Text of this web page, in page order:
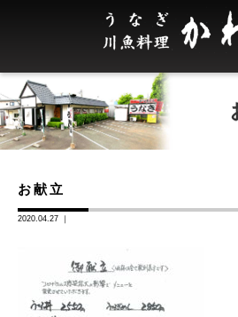
お献立
2020.04.27 ｜